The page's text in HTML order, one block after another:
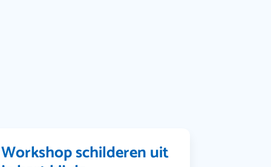
Workshop schilderen uit